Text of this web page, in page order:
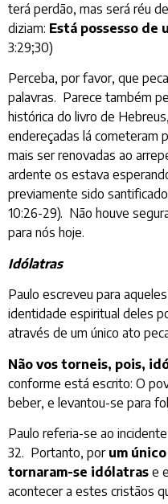
terá perdão, mas será réu
diziam: Está possesso de
3:29;30)
Perceba, por favor, que
palavras. Parece também
histórica do livro de
endereçadas lá cometeram
mais ser renovadas ao
ardente os estava
previamente sido
10:26-29). Não houve
para nós hoje.
Idólatras
Paulo escreveu para
identidade espiritual deles
através de um único ato
Não vos torneis, pois,
conforme está escrito: O
beber, e levantou-se para
Paulo referia-se ao
32. Portanto, por um
tornaram-se idólatras e
acontecer a estes cristãos